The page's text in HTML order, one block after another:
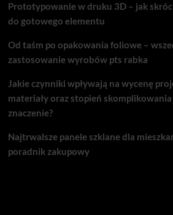
Prototypowanie w druku 3D – jak
do gotowego elementu
Od taśm po opakowania foliowe –
zastosowanie wyrobów pts rabka
Jakie czynniki wpływają na wycenę
materiały oraz stopień
znaczenie?
Najtrwalsze panele szklane dla
poradnik zakupowy